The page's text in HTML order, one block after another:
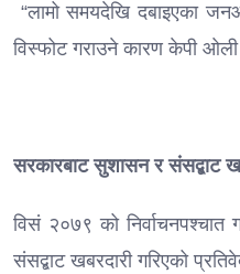
“लामो समयदेखि दबाइएका
विस्फोट गराउने कारण केपी
सरकारबाट सुशासन र संसद्बाट
विसं २०७९ को निर्वाचनपश्चात
संसद्बाट खबरदारी गरिएको